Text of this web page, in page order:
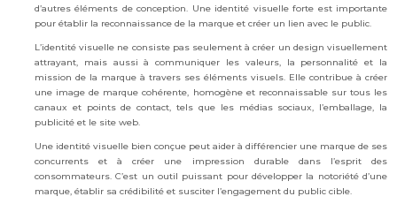
d’autres éléments de conception. Une identité visuelle forte est importante
pour établir la reconnaissance de la marque et créer un lien avec le public.
L’identité visuelle ne consiste pas seulement à créer un design visuellement
attrayant, mais aussi à communiquer les valeurs, la personnalité et la
mission de la marque à travers ses éléments visuels. Elle contribue à créer
une image de marque cohérente, homogène et reconnaissable sur tous les
canaux et points de contact, tels que les médias sociaux, l’emballage, la
publicité et le site web.
Une identité visuelle bien conçue peut aider à différencier une marque de ses
concurrents et à créer une impression durable dans l’esprit des
consommateurs. C’est un outil puissant pour développer la notoriété d’une
marque, établir sa crédibilité et susciter l’engagement du public cible.